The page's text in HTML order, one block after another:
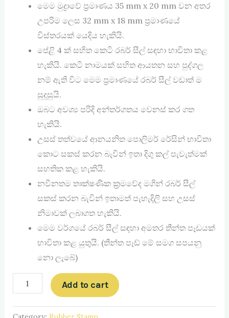
මෙම මුද්‍රාවේ ප්‍රමාණය 35 mm x 20 mm වන අතර
උපරිම ලෙස 32 mm x 18 mm ප්‍රමාණයේ
විස්තරයක් යෙදිය හැකියි.
පේළි 4 ක් සහිත කෙටි රබර් සීල් සඳහා භාවිතා කළ
හැකියි. කෙටි නාමයක් සහිත ආයතන සහ පුද්ගල
නම් ඇති විට මෙම ප්‍රමාණයේ රබර් සීල් වඩාත් ම
සුදුසුයි.
ඔබට අවශ්‍ය පරිදි අන්තර්ගතය වෙනස් කර ගත
හැකියි.
උසස් තත්වයේ ආනයනිත පොලිමර් රේසින් භාවිතා
කොට සකස් කරන බැවින් ඉතා දිගු කල් පැවැත්මක්
සහතික කළ හැකියි.
නවීනතම තාක්ෂණික ක්‍රමවේද මගින් රබර් සීල්
සකස් කරන බැවින් ඉතාමත් පැහැදිලි සහ උසස්
නිමාවක් ලබාගත හැකියි.
මෙම වර්ගයේ රබර් සීල් සඳහා අමතර තීන්ත පෑඩයක්
භාවිතා කළ යුතුයි. (තීන්ත පෑඩ් ‍මේ සමග සපයනු
නො ලැබේ)
Add to cart